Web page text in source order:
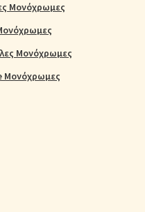
Μονόχρωμες
Μονόχρωμες
Μονόχρωμες